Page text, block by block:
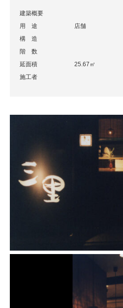
建築概要
用 途
店舗
構 造
階 数
延面積
25.67㎡
施工者